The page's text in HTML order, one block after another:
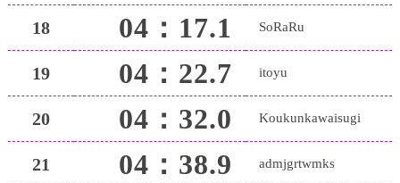
18 04：17.1 SoRaRu
19 04：22.7 itoyu
20 04：32.0 Koukunkawaisugi
21 04：38.9 admjgrtwmks